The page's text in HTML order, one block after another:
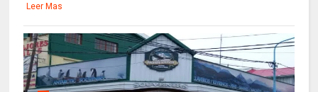
Leer Mas